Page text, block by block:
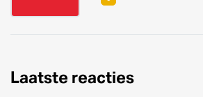
Laatste reacties